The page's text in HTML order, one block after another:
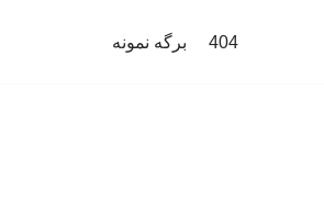
404 برگه نمونه